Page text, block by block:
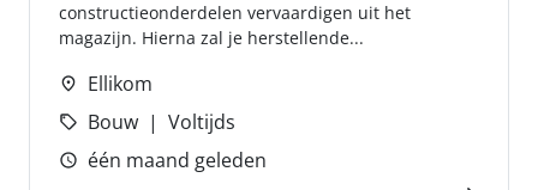
constructieonderdelen vervaardigen uit het
magazijn. Hierna zal je herstellende...
Ellikom
Bouw
Voltijds
één maand geleden